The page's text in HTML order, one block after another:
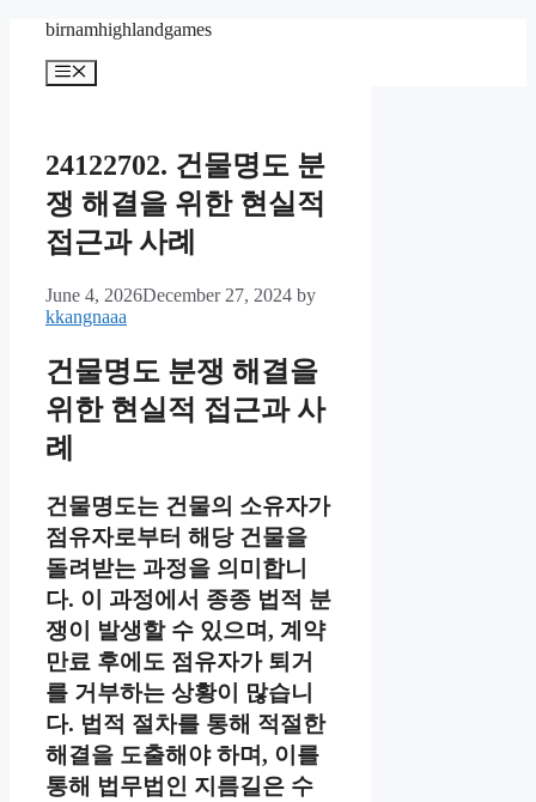
content
birnamhighlandgames
Menu
24122702. 건물명도 분
쟁 해결을 위한 현실적
접근과 사례
June 4, 2026December 27, 2024 by
kkangnaaa
건물명도 분쟁 해결을
위한 현실적 접근과 사
례
건물명도는 건물의 소유자가
점유자로부터 해당 건물을
돌려받는 과정을 의미합니
다. 이 과정에서 종종 법적 분
쟁이 발생할 수 있으며, 계약
만료 후에도 점유자가 퇴거
를 거부하는 상황이 많습니
다. 법적 절차를 통해 적절한
해결을 도출해야 하며, 이를
통해 법무법인 지름길은 수